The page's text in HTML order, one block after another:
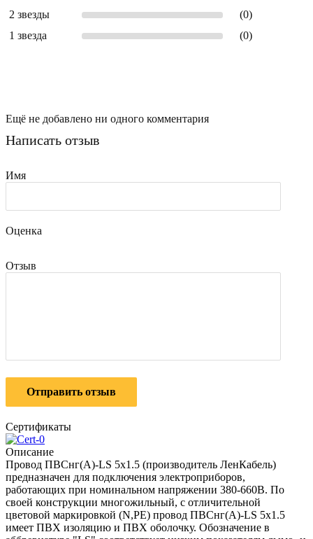
2 звезды
(0)
1 звезда
(0)
Ещё не добавлено ни одного комментария
Написать отзыв
Имя
Оценка
Отзыв
Отправить отзыв
Сертификаты
Описание
Провод ПВСнг(A)-LS 5x1.5 (производитель ЛенКабель)
предназначен для подключения электроприборов,
работающих при номинальном напряжении 380-660В. По
своей конструкции многожильный, с отличительной
цветовой маркировкой (N,PE) провод ПВСнг(A)-LS 5x1.5
имеет ПВХ изоляцию и ПВХ оболочку. Обозначение в